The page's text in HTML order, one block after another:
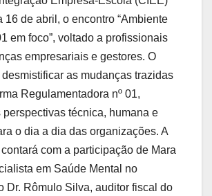
16 de abril, o encontro “Ambiente
em foco”, voltado a profissionais
empresariais e gestores. O
as mudanças trazidas
Regulamentadora nº 01,
perspectivas técnica, humana e
o dia a dia das organizações. A
com a participação de Mara
em Saúde Mental no
Dr. Rômulo Silva, auditor fiscal do